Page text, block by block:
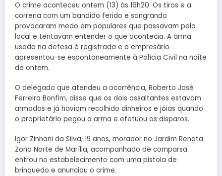
O crime aconteceu ontem (13) às 16h20. Os tiros e a
correria com um bandido ferido e sangrando
provocaram medo em populares que passavam pelo
local e tentavam entender o que acontecia. A arma
usada na defesa é registrada e o empresário
apresentou-se espontaneamente à Polícia Civil na noite
de ontem.
O delegado que atendeu a ocorrência, Roberto José
Ferreira Bonfim, disse que os dois assaltantes estavam
armados e já haviam recolhido dinheiros e jóias quando
o proprietário pegou a arma e efetuou os disparos.
Igor Zinhani da Silva, 19 anos, morador no Jardim Renata.
Zona Norte de Marília, acompanhado de comparsa
entrou no estabelecimento com uma pistola de
brinquedo e anunciou o crime.